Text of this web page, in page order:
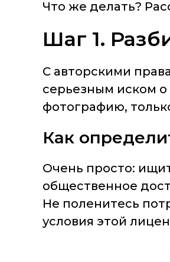
Что же делать?
Шаг 1.
С авторскими
серьезным иском
фотографию,
Как
Очень просто:
общественное
Не поленитесь
условия этой